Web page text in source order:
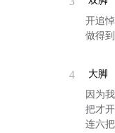
开追
做得
4
大脚
因为
把才
连六